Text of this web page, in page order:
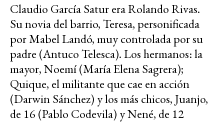
Claudio García Satur era Rolando Rivas.
Su novia del barrio, Teresa, personificada
por Mabel Landó, muy controlada por su
padre (Antuco Telesca). Los hermanos: la
mayor, Noemí (María Elena Sagrera);
Quique, el militante que cae en acción
(Darwin Sánchez) y los más chicos, Juanjo,
de 16 (Pablo Codevila) y Nené, de 12